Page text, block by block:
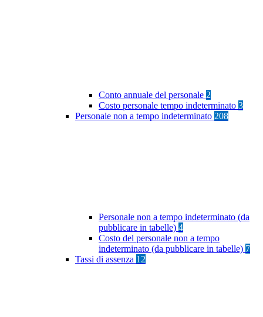
Conto annuale del personale 2
Costo personale tempo indeterminato 3
Personale non a tempo indeterminato 208
Personale non a tempo indeterminato (da
pubblicare in tabelle) 4
Costo del personale non a tempo
indeterminato (da pubblicare in tabelle) 7
Tassi di assenza 12